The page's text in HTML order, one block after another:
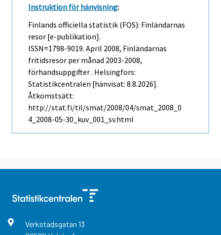
Instruktion för hänvisning:
Finlands officiella statistik (FOS): Finländarnas
resor [e-publikation].
ISSN=1798-9019. April 2008, Finländarnas
fritidsresor per månad 2003-2008,
förhandsuppgifter . Helsingfors:
Statistikcentralen [hänvisat: 8.8.2026].
Åtkomstsätt:
http://stat.fi/til/smat/2008/04/smat_2008_0
4_2008-05-30_kuv_001_sv.html
Verkstadsgatan 13